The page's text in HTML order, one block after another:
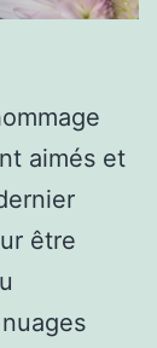
aimés et
être